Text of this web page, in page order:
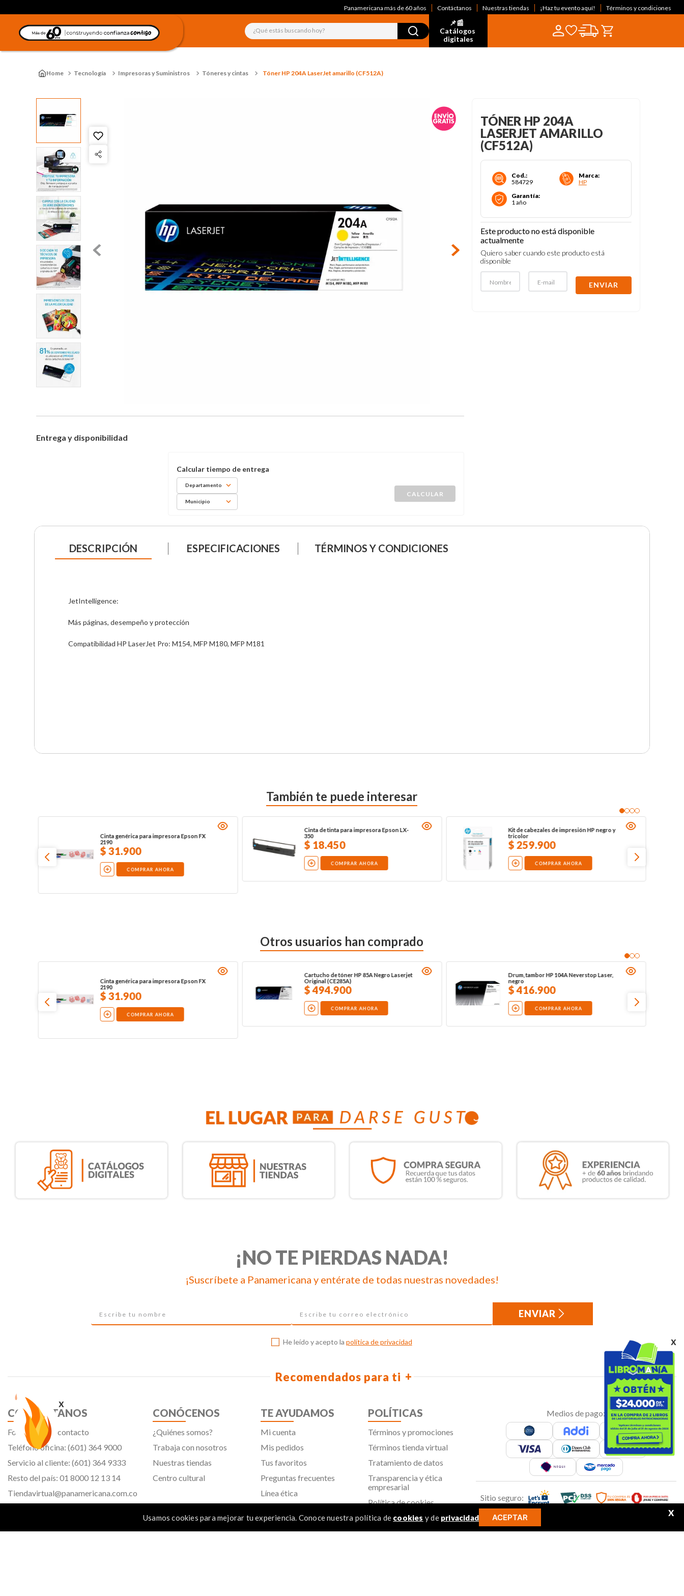
x
x
Usamos cookies para mejorar tu experiencia. Conoce nuestra política de cookies y de privacidad ACEPTAR X
Panamericana más de 60 años Contáctanos Nuestras tiendas ¡Haz tu evento aquí! Términos y condiciones
¿Qué estás buscando hoy?
📌📰
Catálogos
digitales
Tecnología Impresoras y Suministros Tóneres y cintas Tóner HP 204A LaserJet amarillo (CF512A)
Entrega y disponibilidad
Departamento
Municipio
TÓNER HP 204A
LASERJET AMARILLO
(CF512A)
Cod.:
584729
Marca:
HP
Garantía:
1 año
Este producto no está disponible
actualmente
Quiero saber cuando este producto está
disponible
ENVIAR
DESCRIPCIÓN ESPECIFICACIONES TÉRMINOS Y CONDICIONES
JetIntelligence:
Más páginas, desempeño y protección
Compatibilidad HP LaserJet Pro: M154, MFP M180, MFP M181
También te puede interesar
Cinta genérica para impresora Epson FX
2190
$31.900
COMPRAR AHORA
Cinta de tinta para impresora Epson LX-
350
$ 18.450
COMPRAR AHORA
Kit de cabezales de impresión HP negro y
tricolor
$259.900
COMPRAR AHORA
Otros usuarios han comprado
Cinta genérica para impresora Epson FX
2190
$31.900
COMPRAR AHORA
Cartucho de tóner HP 85A Negro Laserjet
Original (CE285A)
$494.900
COMPRAR AHORA
Drum, tambor HP 104A Neverstop Laser,
negro
$416.900
COMPRAR AHORA
¡NO TE PIERDAS NADA!
¡Suscríbete a Panamericana y entérate de todas nuestras novedades!
ENVIAR
He leído y acepto la política de privacidad
Recomendados para ti
CONTÁCTANOS
Formulario de contacto
Teléfono oficina: (601) 364 9000
Servicio al cliente: (601) 364 9333
Resto del país: 01 8000 12 13 14
Tiendavirtual@panamericana.com.co
CONÓCENOS
¿Quiénes somos?
Trabaja con nosotros
Nuestras tiendas
Centro cultural
TE AYUDAMOS
Mi cuenta
Mis pedidos
Tus favoritos
Preguntas frecuentes
Línea ética
POLÍTICAS
Términos y promociones
Términos tienda virtual
Tratamiento de datos
Transparencia y ética
empresarial
Política de cookies
Aviso de privacidad
SIC
Medios de pago:
Sitio seguro: